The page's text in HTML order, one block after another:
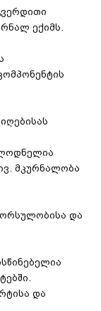
ექიმს.
მკურნალობა
ორსულობისა და
და